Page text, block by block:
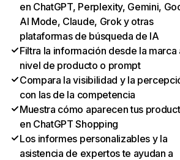
en ChatGPT, Perplexity, Gemini,
AI Mode, Claude, Grok y otras
plataformas de búsqueda de IA
Filtra la información desde la marca
nivel de producto o prompt
Compara la visibilidad y la
con las de la competencia
Muestra cómo aparecen tus
en ChatGPT Shopping
Los informes personalizables y la
asistencia de expertos te ayudan a